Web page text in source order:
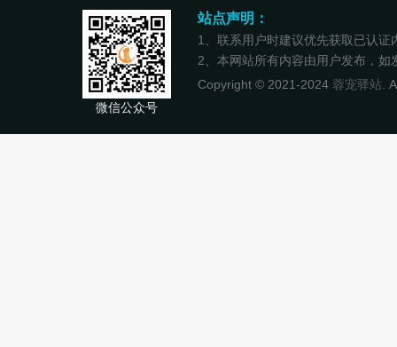
微信公众号
站点声明：
1、联系用户时建议优先获取已认
2、本网站所有内容由用户发布，
Copyright © 2021-2024 蓉宠驿站.